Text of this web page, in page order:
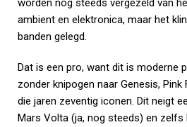
worden nog steeds vergezeld van
ambient en elektronica, maar het
banden gelegd.
Dat is een pro, want dit is moderne
zonder knipogen naar Genesis, Pink
die jaren zeventig iconen. Dit neigt
Mars Volta (ja, nog steeds) en